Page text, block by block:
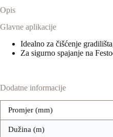
Opis
Glavne aplikacije
Idealno za čišćenje
Za sigurno spajanje na
Dodatne informacije
Promjer (mm)
Dužina (m)